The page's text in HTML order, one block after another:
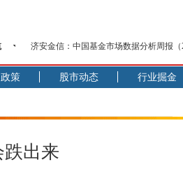
【见·闻】疫情下，新加坡旅游业步履维
记者手记：疫情下的香港零售业如何浴
【见·闻】疫情下一家香港传统零售商的
济安金信：中国基金市场数据分析周报（
【新华财经调查】同业存单、结构性存款
央行公开市场净投放300亿元 短端资金利
基本面及股市双轮冲击 债市回调十年期
政策 股市动态 行业掘金
出来